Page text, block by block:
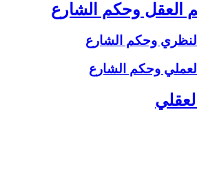
العقل وحكم الشارع‏
النظري وحكم الشارع
وحكم الشارع